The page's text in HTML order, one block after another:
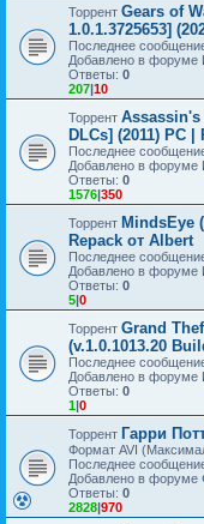
Торрент Gears of
1.0.1.3725653]
Последнее
Добавлено в форуме
Ответы: 0
207|10
Торрент Assassin's
DLCs] (2011) PC |
Последнее
Добавлено в форуме
Ответы: 0
1576|350
Торрент MindsEye
Repack от Albert
Последнее
Добавлено в форуме
Ответы: 0
5|0
Торрент Grand
(v.1.0.1013.20
Последнее
Добавлено в форуме
Ответы: 0
1|0
Торрент Гарри
Формат AVI
Последнее
Добавлено в форуме
Ответы: 0
2828|970